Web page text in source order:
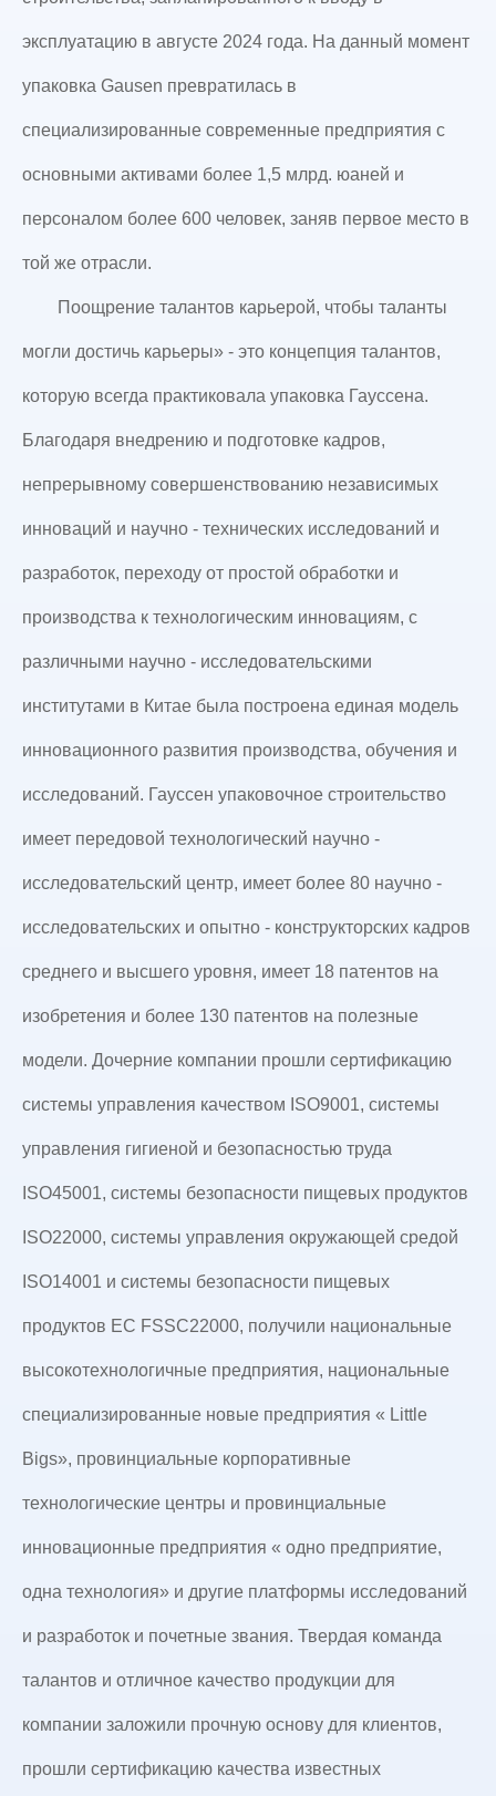
эксплуатацию в августе 2024 года. На данный момент
упаковка Gausen превратилась в
специализированные современные предприятия с
основными активами более 1,5 млрд. юаней и
персоналом более 600 человек, заняв первое место в
той же отрасли.
Поощрение талантов карьерой, чтобы таланты
могли достичь карьеры» - это концепция талантов,
которую всегда практиковала упаковка Гауссена.
Благодаря внедрению и подготовке кадров,
непрерывному совершенствованию независимых
инноваций и научно - технических исследований и
разработок, переходу от простой обработки и
производства к технологическим инновациям, с
различными научно - исследовательскими
институтами в Китае была построена единая модель
инновационного развития производства, обучения и
исследований. Гауссен упаковочное строительство
имеет передовой технологический научно -
исследовательский центр, имеет более 80 научно -
исследовательских и опытно - конструкторских кадров
среднего и высшего уровня, имеет 18 патентов на
изобретения и более 130 патентов на полезные
модели. Дочерние компании прошли сертификацию
системы управления качеством ISO9001, системы
управления гигиеной и безопасностью труда
ISO45001, системы безопасности пищевых продуктов
ISO22000, системы управления окружающей средой
ISO14001 и системы безопасности пищевых
продуктов ЕС FSSC22000, получили национальные
высокотехнологичные предприятия, национальные
специализированные новые предприятия « Little
Bigs», провинциальные корпоративные
технологические центры и провинциальные
инновационные предприятия « одно предприятие,
одна технология» и другие платформы исследований
и разработок и почетные звания. Твердая команда
талантов и отличное качество продукции для
компании заложили прочную основу для клиентов,
прошли сертификацию качества известных